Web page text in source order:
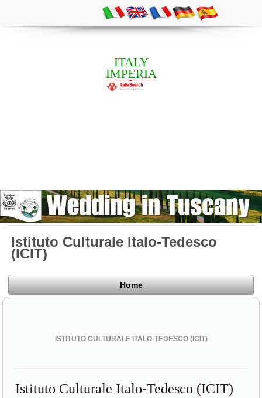
ITALY
IMPERIA
Istituto Culturale Italo-Tedesco
(ICIT)
Home
ISTITUTO CULTURALE ITALO-TEDESCO (ICIT)
Istituto Culturale Italo-Tedesco (ICIT)